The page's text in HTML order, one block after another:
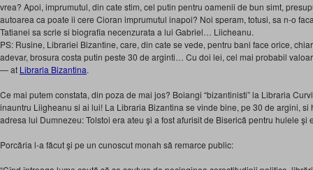
vrea? Apoi, imprumutul, din cate stim, cel putin pentru oamenii de bun simt,
autoarea ca poate ii cere Cioran imprumutul inapoi? Noi speram, totusi, sa n-o
Tatianei sa scrie si biografia necenzurata a lui Gabriel… Liicheanu.
PS: Rusine, Librariei Bizantine, care, din cate se vede, pentru bani face orice,
adevar, brosura costa putin peste 30 de arginti… Cu doi lei, cel mai probabil
— at Libraria Bizantina.
Ce mai putem constata, din poza de mai jos? Boiangi “bizantinisti” la Libraria
inauntru Liigheanu si ai lui! La Libraria Bizantina se vinde bine, pe 30 de argini,
adresa lui Dumnezeu: Tolstoi era ateu şi a fost afurisit de Biserică pentru hulele şi
Porcăria l-a făcut şi pe un cunoscut monah să remarce public: